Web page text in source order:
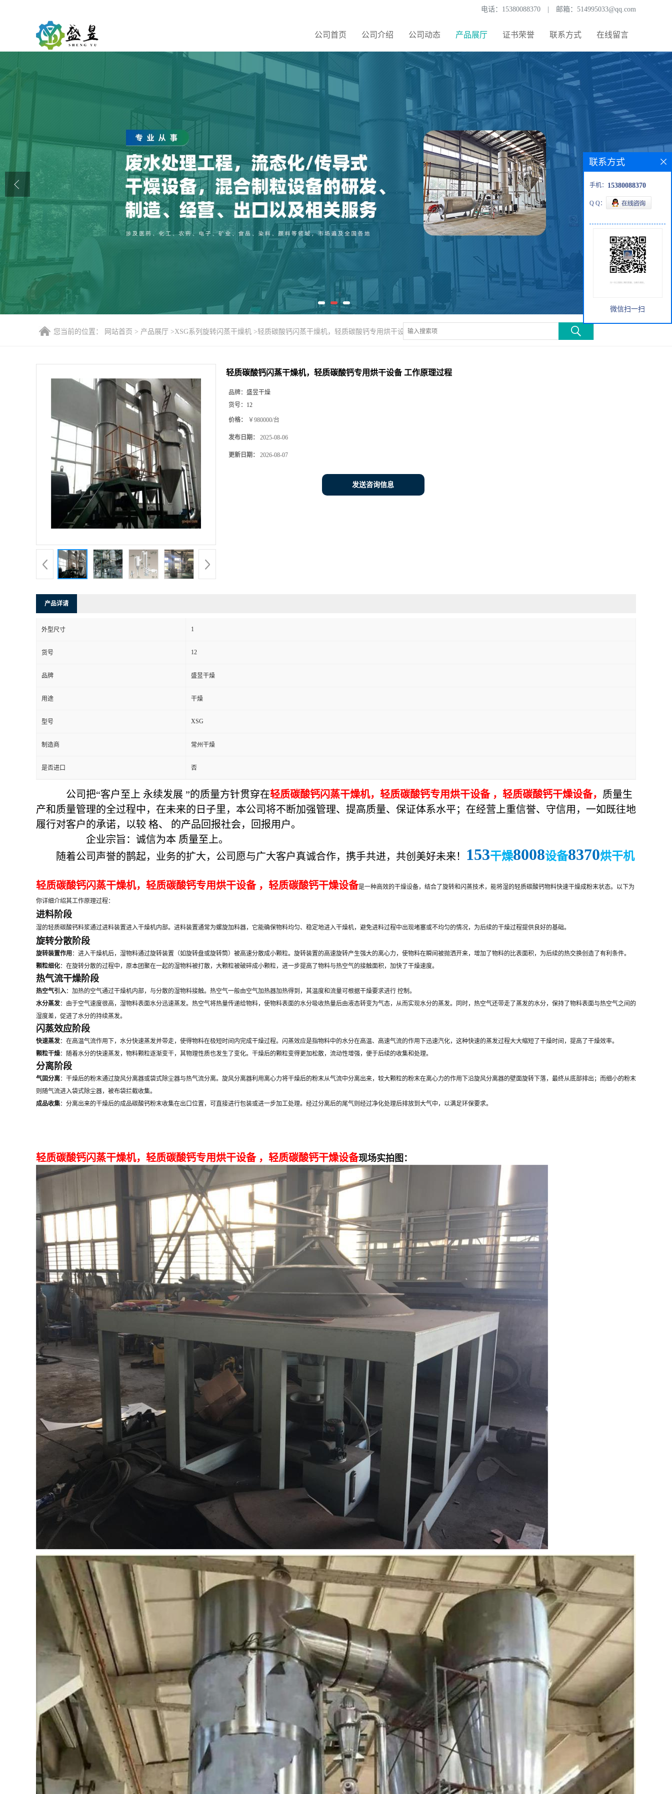
电话： 15380088370 邮箱： 514995033@qq.com
公司首页 公司介绍 公司动态 产品展厅 证书荣誉 联系方式 在线留言
公司首页
在线留言
您当前的位置： 网站首页 > 产品展厅 >XSG系列旋转闪蒸干燥机 >轻质碳酸钙闪蒸干燥机，轻质碳酸钙专用烘干设备 工作原理过程
轻质碳酸钙闪蒸干燥机，轻质碳酸钙专用烘干设备 工作原理过程
品牌： 盛昱干燥
货号： 12
价格： ￥980000/台
发布日期： 2025-08-06
更新日期： 2026-08-07
发送咨询信息
产品详请
外型尺寸 1
货号 12
品牌 盛昱干燥
用途 干燥
型号 XSG
制造商 常州干燥
是否进口 否
公司把“客户至上 永续发展 ”的质量方针贯穿在轻质碳酸钙闪蒸干燥机，轻质碳酸钙专用烘干设备 ， 轻质碳酸钙干燥设备， 质量生
产和质量管理的全过程中，在未来的日子里，本公司将不断加强管理、提高质量、保证体系水平；在经营上重信誉、守信用，一如既往地
履行对客户的承诺，以较 格、 的产品回报社会，回报用户。
企业宗旨：诚信为本 质量至上。
随着公司声誉的鹊起，业务的扩大，公司愿与广大客户真诚合作，携手共进，共创美好未来！ 153干燥8008设备8370烘干机
轻质碳酸钙闪蒸干燥机，轻质碳酸钙专用烘干设备 ， 轻质碳酸钙干燥设备是一种高效的干燥设备，结合了旋转和闪蒸技术，能将湿的轻质碳酸钙物料快速干燥成粉末状态。以下为
你详细介绍其工作原理过程：
进料阶段
湿的轻质碳酸钙料浆通过进料装置进入干燥机内部。进料装置通常为螺旋加料器，它能确保物料均匀、稳定地进入干燥机，避免进料过程中出现堵塞或不均匀的情况，为后续的干燥过程提供良好的基础。
旋转分散阶段
旋转装置作用 ：进入干燥机后，湿物料通过旋转装置（如旋转盘或旋转筒）被高速分散成小颗粒。旋转装置的高速旋转产生强大的离心力，使物料在瞬间被抛洒开来，增加了物料的比表面积，为后续的热交换创造了有利条件。
颗粒细化：在旋转分散的过程中，原本团聚在一起的湿物料被打散，大颗粒被破碎成小颗粒，进一步提高了物料与热空气的接触面积，加快了干燥速度。
热气流干燥阶段
热空气引入：加热的空气通过干燥机内部，与分散的湿物料接触。热空气一般由空气加热器加热得到，其温度和流量可根据干燥要求进行 控制。
水分蒸发：由于空气速度很高，湿物料表面水分迅速蒸发。热空气将热量传递给物料，使物料表面的水分吸收热量后由液态转变为气态，从而实现水分的蒸发。同时，热空气还带走了蒸发的水分，保持了物料表面与热空气之间的
湿度差，促进了水分的持续蒸发。
闪蒸效应阶段
快速蒸发：在高温气流作用下，水分快速蒸发并带走，使得物料在极短时间内完成干燥过程。闪蒸效应是指物料中的水分在高温、高速气流的作用下迅速汽化，这种快速的蒸发过程大大缩短了干燥时间，提高了干燥效率。
颗粒干燥：随着水分的快速蒸发，物料颗粒逐渐变干，其物理性质也发生了变化。干燥后的颗粒变得更加松散，流动性增强，便于后续的收集和处理。
分离阶段
气固分离：干燥后的粉末通过旋风分离器或袋式除尘器与热气流分离。旋风分离器利用离心力将干燥后的粉末从气流中分离出来，较大颗粒的粉末在离心力的作用下沿旋风分离器的壁面旋转下落，最终从底部排出；而细小的粉末
则随气流进入袋式除尘器，被布袋拦截收集。
成品收集：分离出来的干燥后的成品碳酸钙粉末收集在出口位置，可直接进行包装或进一步加工处理。经过分离后的尾气则经过净化处理后排放到大气中，以满足环保要求。
轻质碳酸钙闪蒸干燥机，轻质碳酸钙专用烘干设备 ， 轻质碳酸钙干燥设备现场实拍图：
联系方式
手机： 15380088370
Q Q：
微信扫一扫